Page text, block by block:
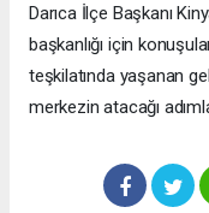
Darıca İlçe Başkanı
başkanlığı için
teşkilatında yaşanan
merkezin atacağı